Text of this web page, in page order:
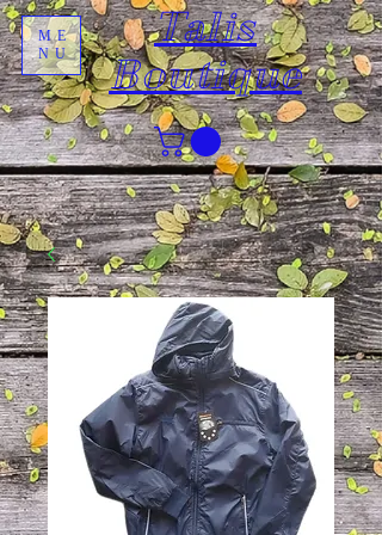
Talis
Boutique
ME
NU